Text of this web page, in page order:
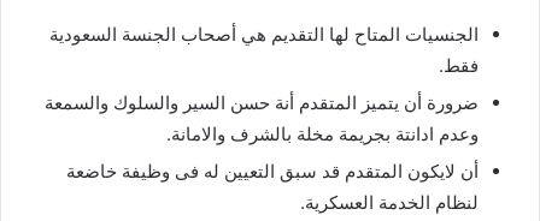
الجنسيات المتاح لها التقديم هي أصحاب الجنسة السعودية
فقط.
ضرورة أن يتميز المتقدم أنة حسن السير والسلوك والسمعة
وعدم ادانتة بجريمة مخلة بالشرف والامانة.
أن لايكون المتقدم قد سبق التعيين له فى وظيفة خاضعة
لنظام الخدمة العسكرية.